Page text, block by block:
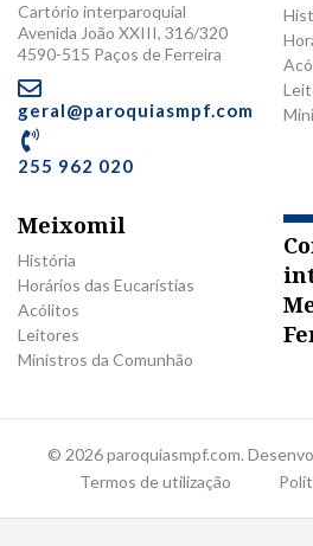
Cartório interparoquial
Avenida João XXIII, 316/320
4590-515 Paços de Ferreira
geral@paroquiasmpf.com
255 962 020
Meixomil
História
Horários das Eucarístias
Acólitos
Leitores
Ministros da Comunhão
© 2026 paroquiasmpf.com.
Termos de utilização